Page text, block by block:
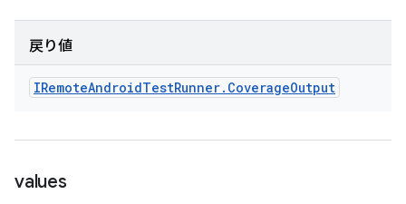
戻り値
IRemoteAndroidTestRunner. CoverageOutput
values